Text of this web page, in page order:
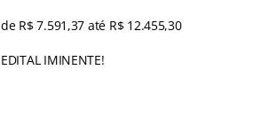
de R$ 7.591,37 até R$ 12.455,30
EDITAL IMINENTE!